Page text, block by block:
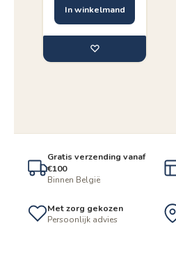
In winkelmand
♡
Gratis verzending vanaf
€100
Binnen België
Met zorg gekozen
Persoonlijk advies